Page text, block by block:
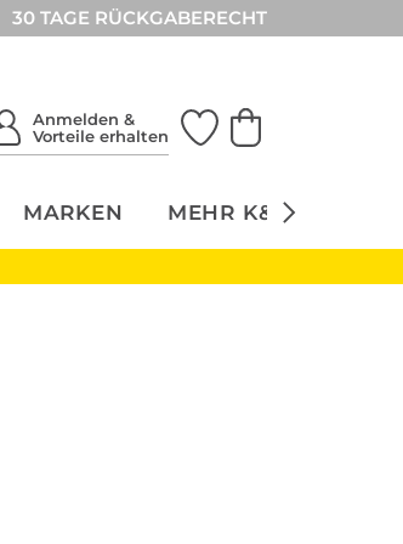
30 TAGE RÜCKGABERECHT
Anmelden &
Vorteile erhalten
MARKEN MEHR K&Ö